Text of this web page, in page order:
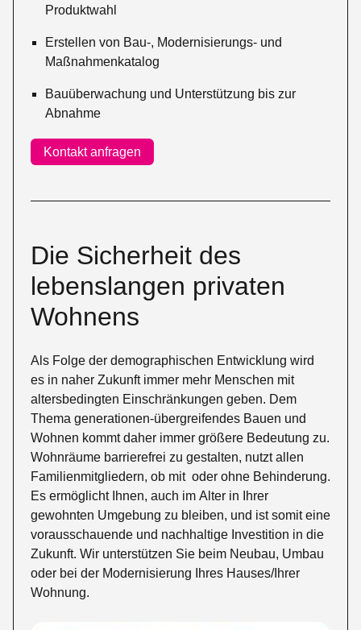
Produktwahl
Erstellen von Bau-, Modernisierungs- und
Maßnahmenkatalog
Bauüberwachung und Unterstützung bis zur
Abnahme
Kontakt anfragen
Die Sicherheit des
lebens­langen privaten
Wohnens
Als Folge der demographischen Entwicklung wird
es in naher Zukunft immer mehr Menschen mit
altersbedingten Einschränkungen geben. Dem
Thema generationen-übergreifendes Bauen und
Wohnen kommt daher immer größere Bedeutung zu.
Wohnräume barrierefrei zu gestalten, nutzt allen
Familienmitgliedern, ob mit oder ohne Behinderung.
Es ermöglicht Ihnen, auch im Alter in Ihrer
gewohnten Umgebung zu bleiben, und ist somit eine
vorausschauende und nachhaltige Investition in die
Zukunft. Wir unterstützen Sie beim Neubau, Umbau
oder bei der Modernisierung Ihres Hauses/Ihrer
Wohnung.